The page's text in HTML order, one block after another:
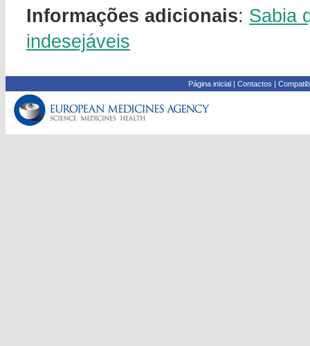
Informações adicionais: Sabia
indesejáveis
Página inicial | Contactos |